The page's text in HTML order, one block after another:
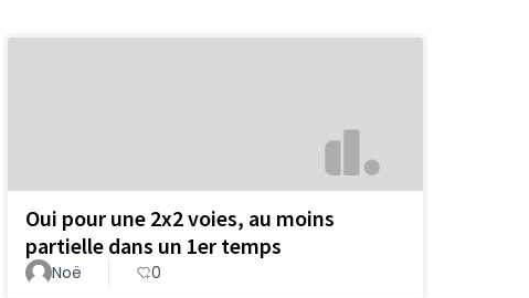
Oui pour une 2x2 voies, au moins
partielle dans un 1er temps
Noë 0